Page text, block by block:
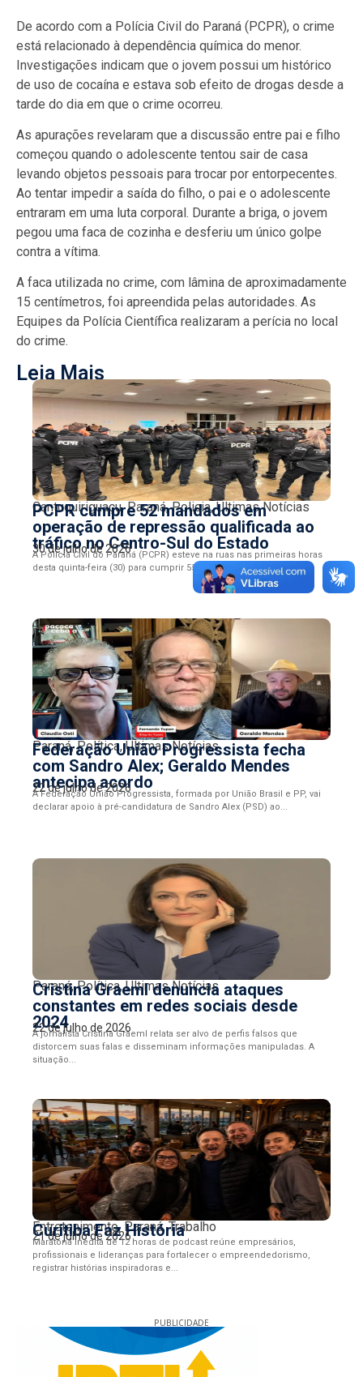
De acordo com a Polícia Civil do Paraná (PCPR), o crime
está relacionado à dependência química do menor.
Investigações indicam que o jovem possui um histórico
de uso de cocaína e estava sob efeito de drogas desde a
tarde do dia em que o crime ocorreu.
As apurações revelaram que a discussão entre pai e filho
começou quando o adolescente tentou sair de casa
levando objetos pessoais para trocar por entorpecentes.
Ao tentar impedir a saída do filho, o pai e o adolescente
entraram em uma luta corporal. Durante a briga, o jovem
pegou uma faca de cozinha e desferiu um único golpe
contra a vítima.
A faca utilizada no crime, com lâmina de aproximadamente
15 centímetros, foi apreendida pelas autoridades. As
Equipes da Polícia Científica realizaram a perícia no local
do crime.
Leia Mais
Cantuquiriguaçu,Paraná,Policia,Últimas Notícias
PCPR cumpre 52 mandados em
operação de repressão qualificada ao
tráfico no Centro-Sul do Estado
30 de julho de 2026
A Polícia Civil do Paraná (PCPR) esteve na ruas nas primeiras horas
desta quinta-feira (30) para cumprir 55 mandados judiciais...
Paraná,Política,Últimas Notícias
Federação União Progressista fecha
com Sandro Alex; Geraldo Mendes
antecipa acordo
22 de julho de 2026
A Federação União Progressista, formada por União Brasil e PP, vai
declarar apoio à pré-candidatura de Sandro Alex (PSD) ao...
Paraná,Política,Últimas Notícias
Cristina Graeml denuncia ataques
constantes em redes sociais desde
2024
22 de julho de 2026
A jornalista Cristina Graeml relata ser alvo de perfis falsos que
distorcem suas falas e disseminam informações manipuladas. A
situação...
Entretenimento, Paraná,Trabalho
Curitiba Faz História
21 de julho de 2026
Maratona inédita de 12 horas de podcast reúne empresários,
profissionais e lideranças para fortalecer o empreendedorismo,
registrar histórias inspiradoras e...
PUBLICIDADE